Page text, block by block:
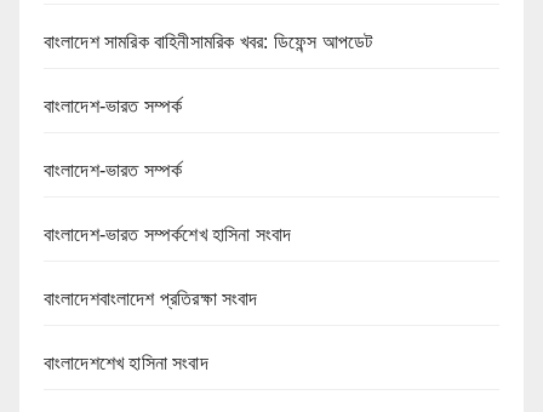
বাংলাদেশ সামরিক বাহিনীসামরিক খবর: ডিফেন্স আপডেট
বাংলাদেশ-ভারত সম্পর্ক
বাংলাদেশ-ভারত সম্পর্ক
বাংলাদেশ-ভারত সম্পর্কশেখ হাসিনা সংবাদ
বাংলাদেশবাংলাদেশ প্রতিরক্ষা সংবাদ
বাংলাদেশশেখ হাসিনা সংবাদ